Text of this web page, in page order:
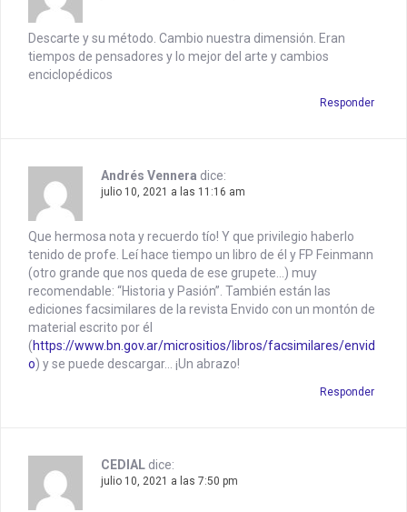
Descarte y su método. Cambio nuestra dimensión. Eran
tiempos de pensadores y lo mejor del arte y cambios
enciclopédicos
Responder
Andrés Vennera dice:
julio 10, 2021 a las 11:16 am
Que hermosa nota y recuerdo tío! Y que privilegio haberlo
tenido de profe. Leí hace tiempo un libro de él y FP Feinmann
(otro grande que nos queda de ese grupete…) muy
recomendable: “Historia y Pasión”. También están las
ediciones facsimilares de la revista Envido con un montón de
material escrito por él
(https://www.bn.gov.ar/micrositios/libros/facsimilares/envid
o) y se puede descargar… ¡Un abrazo!
Responder
CEDIAL dice:
julio 10, 2021 a las 7:50 pm